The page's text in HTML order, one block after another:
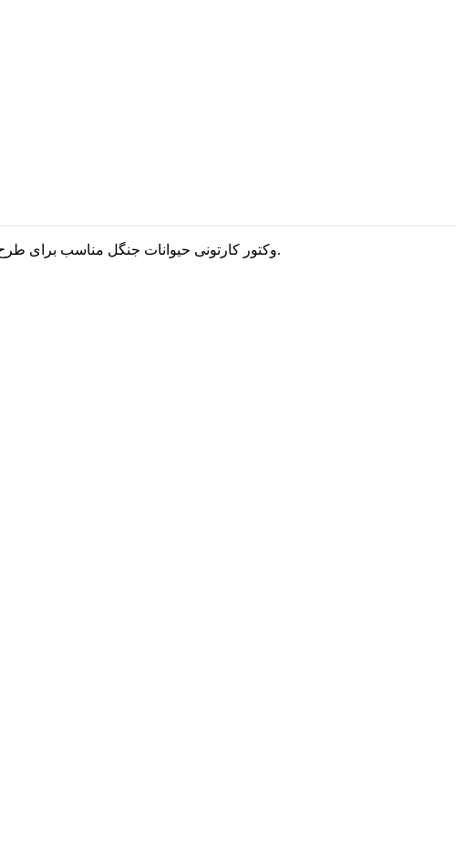
۱۲ وکتور کارتونی حیوانات جنگل مناسب برای طرح های مشاغل مرتبط با طراحی های گرافیکی است که میتونید با استفاده ازشون به جذاب شدن طرحتون کمک کنه و لذت ببرید.